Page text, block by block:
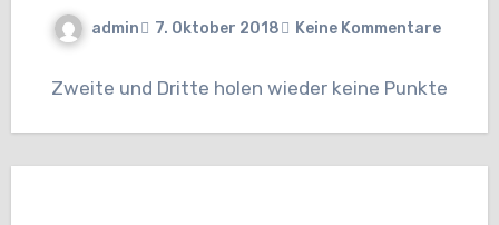
admin 7. Oktober 2018 Keine Kommentare
Zweite und Dritte holen wieder keine Punkte